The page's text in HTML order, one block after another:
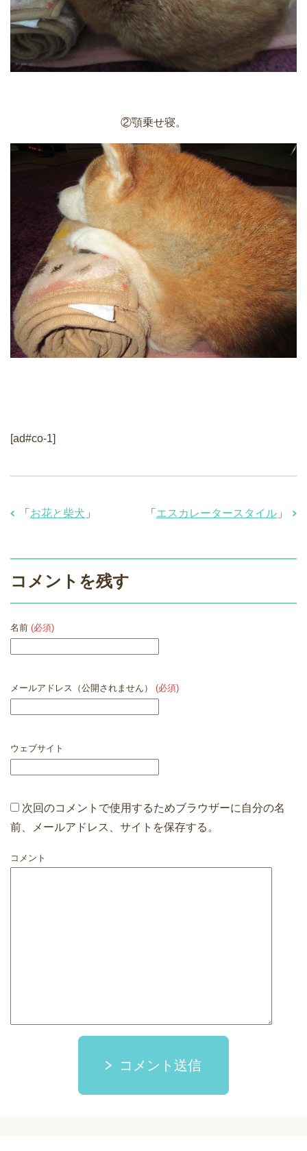
②顎乗せ寝。
[ad#co-1]
「 エスカレータースタイル 」
「 お花と柴犬 」
コメントを残す
名前 (必須)
メールアドレス（公開されません） (必須)
ウェブサイト
次回のコメントで使用するためブラウザーに自分の名
前、メールアドレス、サイトを保存する。
コメント
コメント送信